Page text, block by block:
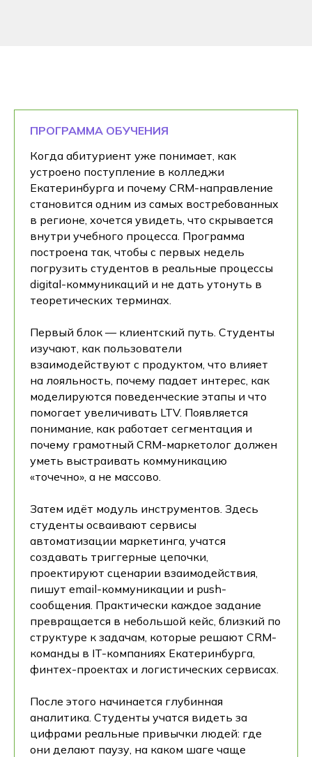
ПРОГРАММА ОБУЧЕНИЯ
Когда абитуриент уже понимает, как
устроено поступление в колледжи
Екатеринбурга и почему CRM-направление
становится одним из самых востребованных
в регионе, хочется увидеть, что скрывается
внутри учебного процесса. Программа
построена так, чтобы с первых недель
погрузить студентов в реальные процессы
digital-коммуникаций и не дать утонуть в
теоретических терминах.
Первый блок — клиентский путь. Студенты
изучают, как пользователи
взаимодействуют с продуктом, что влияет
на лояльность, почему падает интерес, как
моделируются поведенческие этапы и что
помогает увеличивать LTV. Появляется
понимание, как работает сегментация и
почему грамотный CRM-маркетолог должен
уметь выстраивать коммуникацию
«точечно», а не массово.
Затем идёт модуль инструментов. Здесь
студенты осваивают сервисы
автоматизации маркетинга, учатся
создавать триггерные цепочки,
проектируют сценарии взаимодействия,
пишут email-коммуникации и push-
сообщения. Практически каждое задание
превращается в небольшой кейс, близкий по
структуре к задачам, которые решают CRM-
команды в IT-компаниях Екатеринбурга,
финтех-проектах и логистических сервисах.
После этого начинается глубинная
аналитика. Студенты учатся видеть за
цифрами реальные привычки людей: где
они делают паузу, на каком шаге чаще